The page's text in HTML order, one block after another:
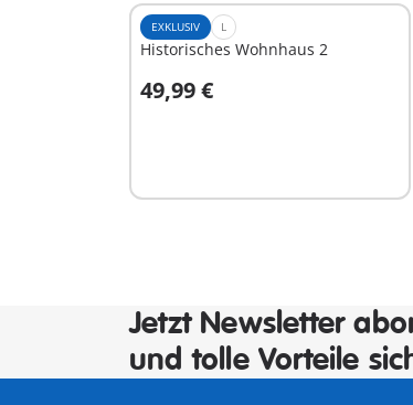
EXKLUSIV L
Historisches Wohnhaus 2
49,99 €
In den Warenkorb
Jetzt Newsletter
und tolle Vorteile